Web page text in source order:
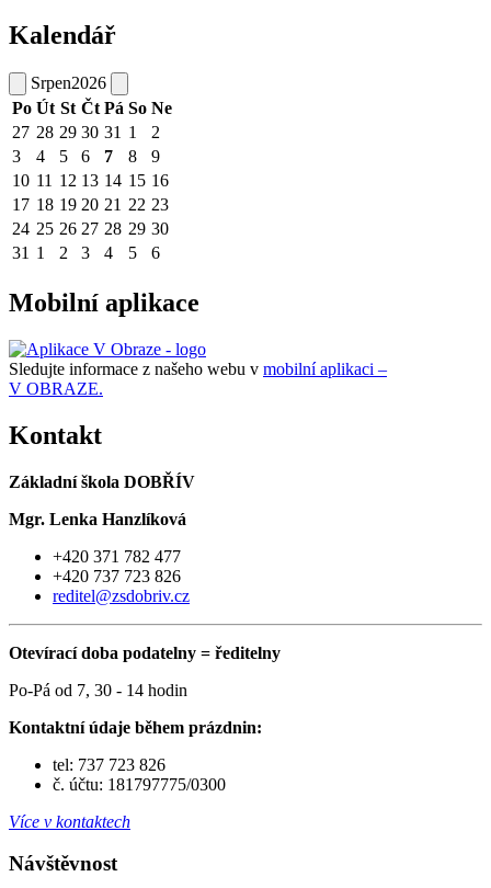
Kalendář
Srpen2026
Po Út St Čt Pá So Ne
27 28 29 30 31 1
2
3
4 5 6 7 8
9
10 11 12 13 14 15 16
17 18 19 20 21 22 23
24 25 26 27 28 29 30
31 1 2 3 4 5 6
Mobilní aplikace
Sledujte informace z našeho webu v mobilní aplikaci –
V OBRAZE.
Kontakt
Základní škola DOBŘÍV
Mgr. Lenka Hanzlíková
+420 371 782 477
+420 737 723 826
reditel@zsdobriv.cz
Otevírací doba podatelny = ředitelny
Po-Pá od 7, 30 - 14 hodin
Kontaktní údaje během prázdnin:
tel: 737 723 826
č. účtu: 181797775/0300
Více v kontaktech
Návštěvnost